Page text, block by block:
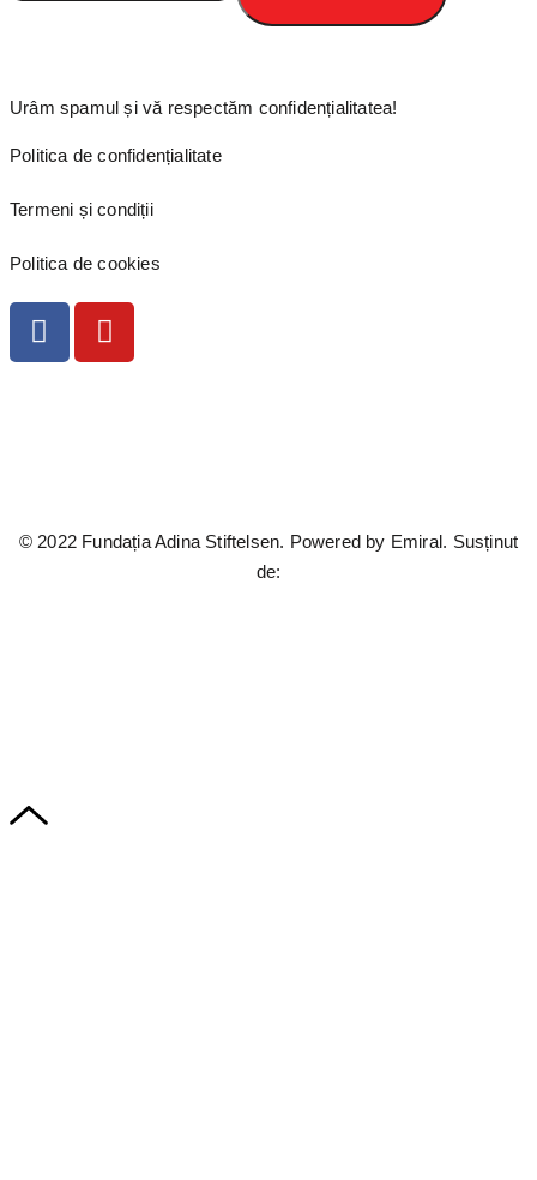
Urâm spamul și vă respectăm confidențialitatea!
© 2022 Fundația Adina Stiftelsen. Powered by Emiral. Susținut
de:
Politica de confidențialitate
Termeni și condiții
Politica de cookies